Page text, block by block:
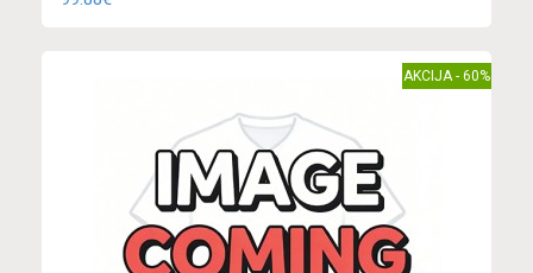
AKCIJA - 60%